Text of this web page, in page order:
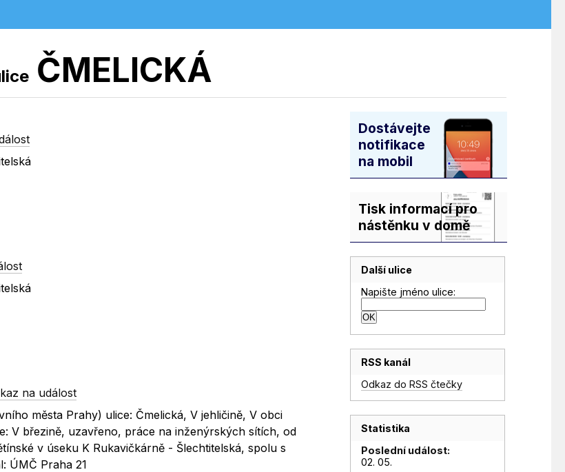
ČMELICKÁ
na událost
města Prahy) ulice: Čmelická, V jehličině, V obci
V březině, uzavřeno, práce na inženýrských sítích, od
v úseku K Rukavičkárně - Šlechtitelská, spolu s
ÚMČ Praha 21
Dostávejte
notifikace
na mobil
Tisk informací pro
nástěnku v domě
Další ulice
Napište jméno ulice:
RSS kanál
Odkaz do RSS čtečky
Statistika
Poslední událost:
02. 05.